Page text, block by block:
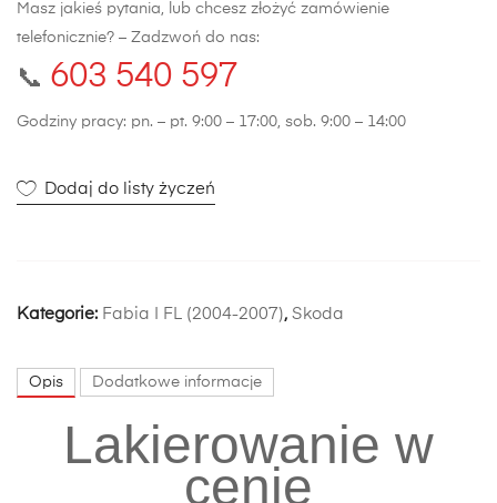
Masz jakieś pytania, lub chcesz złożyć zamówienie
telefonicznie? – Zadzwoń do nas:
📞 603 540 597
Godziny pracy: pn. – pt. 9:00 – 17:00, sob. 9:00 – 14:00
Dodaj do listy życzeń
Kategorie: Fabia I FL (2004-2007), Skoda
Opis Dodatkowe informacje
Lakierowanie w
cenie